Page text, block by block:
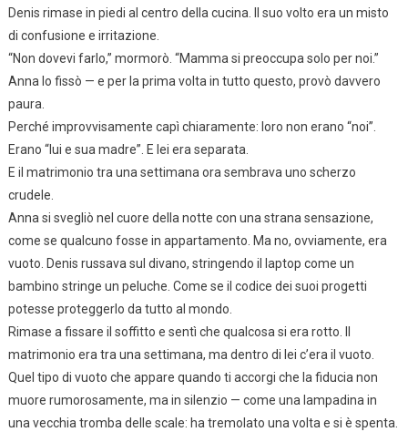
Denis rimase in piedi al centro della cucina. Il suo volto era un misto
di confusione e irritazione.
“Non dovevi farlo,” mormorò. “Mamma si preoccupa solo per noi.”
Anna lo fissò — e per la prima volta in tutto questo, provò davvero
paura.
Perché improvvisamente capì chiaramente: loro non erano “noi”.
Erano “lui e sua madre”. E lei era separata.
E il matrimonio tra una settimana ora sembrava uno scherzo
crudele.
Anna si svegliò nel cuore della notte con una strana sensazione,
come se qualcuno fosse in appartamento. Ma no, ovviamente, era
vuoto. Denis russava sul divano, stringendo il laptop come un
bambino stringe un peluche. Come se il codice dei suoi progetti
potesse proteggerlo da tutto al mondo.
Rimase a fissare il soffitto e sentì che qualcosa si era rotto. Il
matrimonio era tra una settimana, ma dentro di lei c’era il vuoto.
Quel tipo di vuoto che appare quando ti accorgi che la fiducia non
muore rumorosamente, ma in silenzio — come una lampadina in
una vecchia tromba delle scale: ha tremolato una volta e si è spenta.